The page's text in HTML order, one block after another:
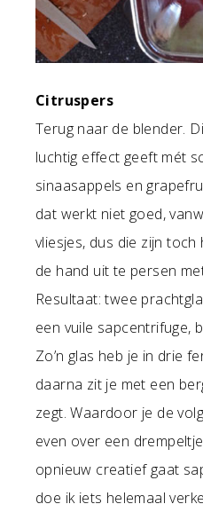
Citruspers
Terug naar de blender.
luchtig effect geeft mét
sinaasappels en
dat werkt niet goed,
vliesjes, dus die zijn
de hand uit te persen
Resultaat: twee
een vuile sapcentrifuge,
Zo’n glas heb je in drie
daarna zit je met een
zegt. Waardoor je de
even over een
opnieuw creatief gaat
doe ik iets helemaal